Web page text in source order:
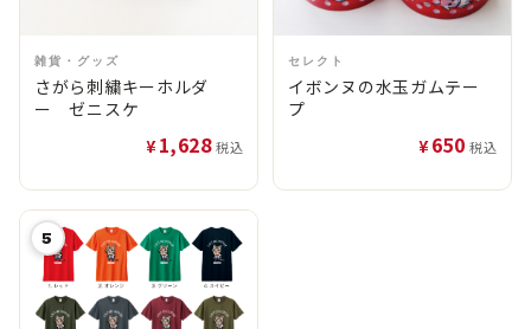
雑貨・グッズ
さがら刺繍キーホルダ
ー ゼニスケ
¥1,628 税込
セレクト
イボンヌの水玉ガムテー
プ
¥650 税込
5